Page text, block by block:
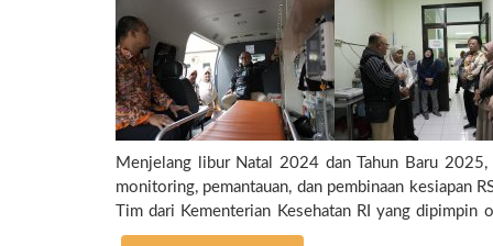
Menjelang libur Natal 2024 dan Tahun Baru 2025,
monitoring, pemantauan, dan pembinaan kesiapan
Tim dari Kementerian Kesehatan RI yang
bersama anggota Dewi Setiawati, ST dan